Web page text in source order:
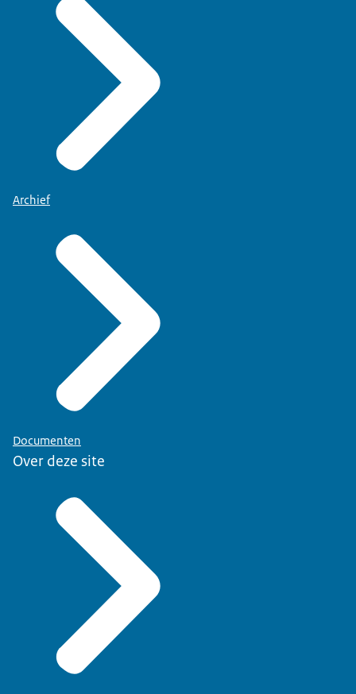
Archief
Documenten
Over deze site